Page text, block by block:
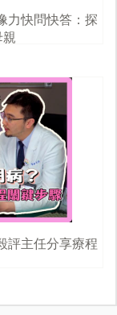
力快問快答：探
評主任分享療程